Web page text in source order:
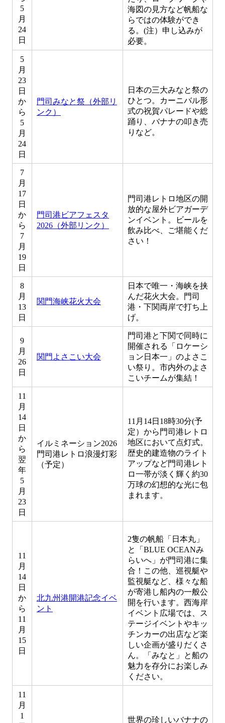
5
月
24
日
海図の見方など帆船な
らではの体験ができ
る。(注）申し込みが
必要。
5
月
23
日
か
ら
5
月
24
日
門司みなと祭（外部リ
ンク）
日本の三大みなと祭の
ひとつ。カーニバル形
式の祝賀パレードや総
踊り、バナナの叩き売
りなど。
7
月
17
日
か
ら
7
月
19
日
門司港ビアフェスタ
2026（外部リンク）
門司港レトロ地区の開
放的な屋外ビアガーデ
ンイベント。ビールを
飲み比べ、ご堪能くだ
さい！
8
月
13
日
関門海峡花火大会
日本で唯一・海峡を挟
んだ花火大会。門司
港・下関両岸で打ち上
げ。
9
月
26
日
関門よさこい大会
門司港と下関で同時に
開催される「ロケーシ
ョン日本一」のよさこ
い祭り。市内外のよさ
こいチームが集結！
11
月
14
日
か
ら
翌
年
5
月
23
日
イルミネーション2026
門司港レトロ浪漫灯彩
（予定）
11月14日18時30分(予
定）から門司港レトロ
地区において点灯式。
歴史的建造物のライト
アップなど門司港レト
ロ一帯が淡く輝く約30
万球の幻想的な光に包
まれます。
11
月
14
日
か
ら
11
月
15
日
北九州港開港記念イベ
ント
2隻の帆船「日本丸」
と「BLUE OCEANみ
らいへ」が門司港に集
合！この他、巡視艇や
監視艇など、様々な船
が寄港し船内の一般公
開を行います。西海岸
イベント広場では、ス
テージイベントやキッ
チンカーの出店など楽
しい企画が盛りだくさ
ん。「みなと」と船の
魅力を存分にお楽しみ
ください。
11
月
1
世界の珍しいバナナの